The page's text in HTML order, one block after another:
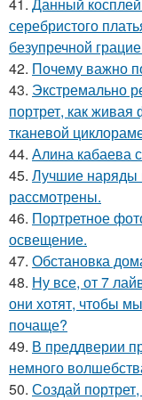
серебристого
безупречной
42. Почему важно
43. Экстремально
портрет, как
тканевой
44. Алина кабаева
45. Лучшие наряды
рассмотрены.
46. Портретное
освещение.
47. Обстановка
48. Ну все, от 7
они хотят, чтобы
почаще?
49. В преддверии
немного
50. Создай